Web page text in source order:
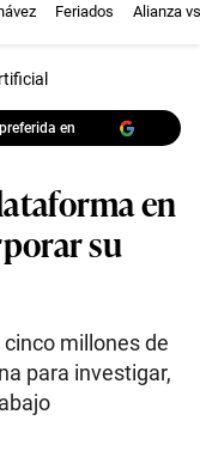
Feriados Alianza
en
en
su
millones de
para investigar,